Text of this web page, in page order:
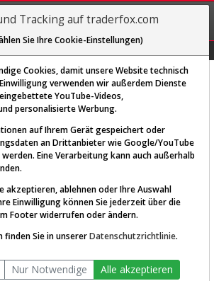
REGIS-
TRIEREN
Funktion ist nur für
Plattform von
Tracking auf traderfox.com
Sie Ihre Cookie-Einstellungen)
Cookies, damit unsere Website technisch
verwenden wir außerdem Dienste
YouTube-Videos,
personalisierte Werbung.
auf Ihrem Gerät gespeichert oder
an Drittanbieter wie Google/YouTube
Eine Verarbeitung kann auch außerhalb
akzeptieren, ablehnen oder Ihre Auswahl
Einwilligung können Sie jederzeit über die
Footer widerrufen oder ändern.
Sie in unsererDatenschutzrichtlinie.
Nur Notwendige Alle akzeptieren